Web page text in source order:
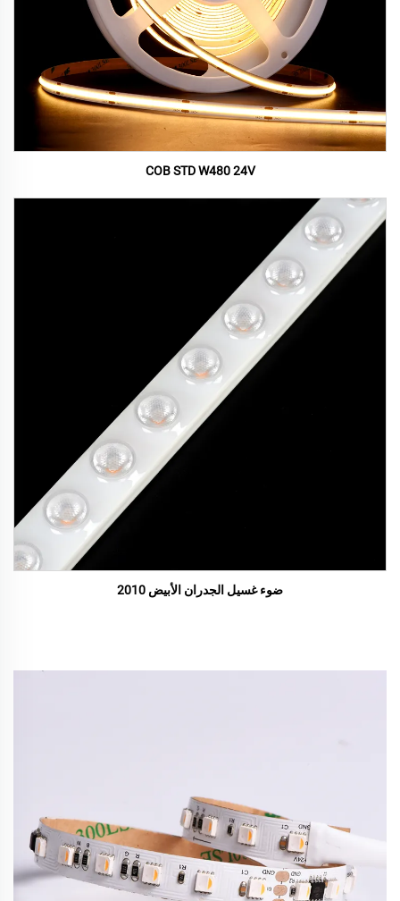
COB STD W480 24V
ضوء غسيل الجدران الأبيض 2010